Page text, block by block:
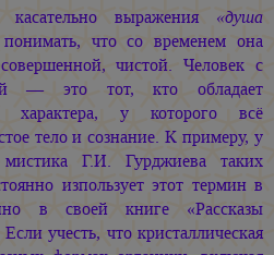
выражения «душа
что со временем она
совершенной, чистой. Человек с
— это тот, кто обладает
характера, у которого всё
тело и сознание. К примеру, у
Г.И. Гурджиева таких
изпользует этот термин в
в своей книге «Рассказы
учесть, что кристаллическая